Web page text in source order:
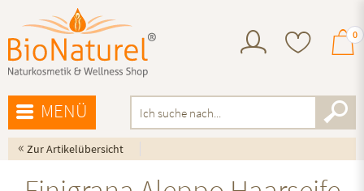
0
MENÜ
« Zur Artikelübersicht